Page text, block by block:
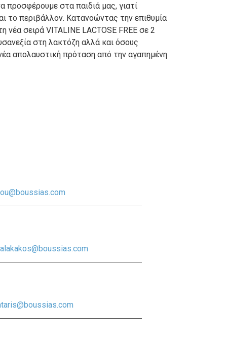
προσφέρουμε στα παιδιά μας, γιατί
το περιβάλλον. Κατανοώντας την επιθυμία
σειρά VITALINE LACTOSE FREE σε 2
στη λακτόζη αλλά και όσους
απολαυστική πρόταση από την αγαπημένη